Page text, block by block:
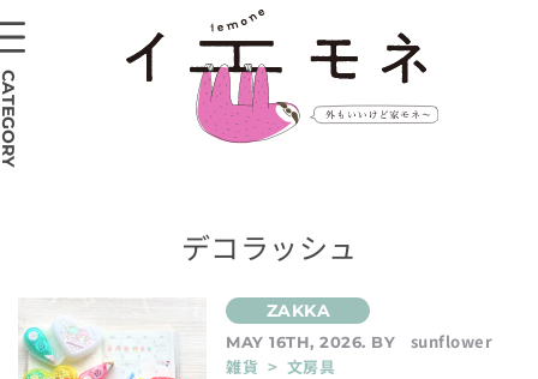
デコラッシュ
MAY 16TH, 2026. BY
sunflower
雑貨 > 文房具